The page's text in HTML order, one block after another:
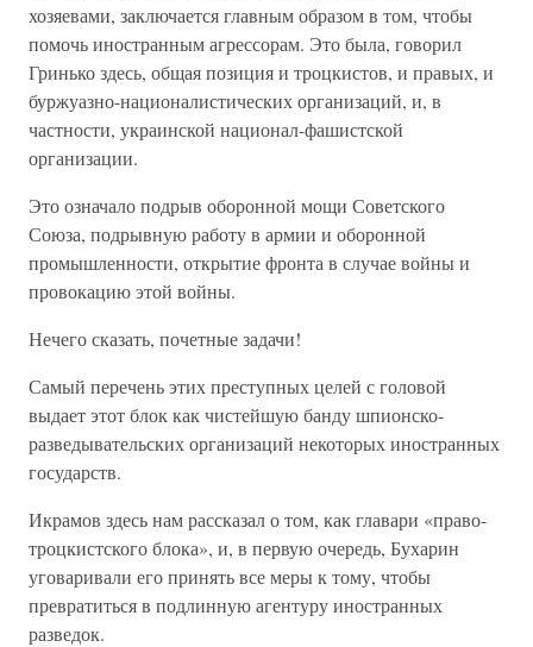
хозяевами, заключается главным образом в том, чтобы
помочь иностранным агрессорам. Это была, говорил
Гринько здесь, общая позиция и троцкистов, и правых, и
буржуазно-националистических организаций, и, в
частности, украинской национал-фашистской
организации.
Это означало подрыв оборонной мощи Советского
Союза, подрывную работу в армии и оборонной
промышленности, открытие фронта в случае войны и
провокацию этой войны.
Нечего сказать, почетные задачи!
Самый перечень этих преступных целей с головой
выдает этот блок как чистейшую банду шпионско-
разведывательских организаций некоторых иностранных
государств.
Икрамов здесь нам рассказал о том, как главари «право-
троцкистского блока», и, в первую очередь, Бухарин
уговаривали его принять все меры к тому, чтобы
превратиться в подлинную агентуру иностранных
разведок.